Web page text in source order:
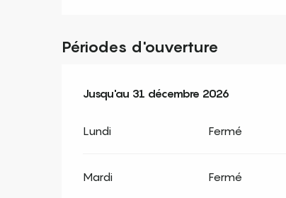
Périodes d'ouverture
Du2 janvier 2026au31 décembre 2026
Jusqu'au 31 décembre 2026
Lundi Fermé
Mardi Fermé